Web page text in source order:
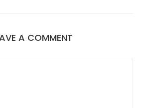
A COMMENT